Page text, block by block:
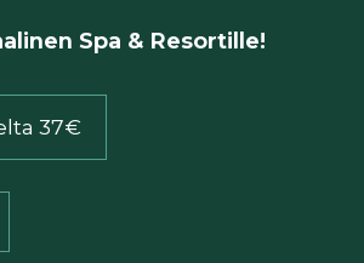
Spa & Resortille!
37€